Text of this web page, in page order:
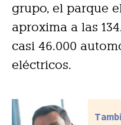
grupo, el parque
aproxima a las
casi 46.000
eléctricos.